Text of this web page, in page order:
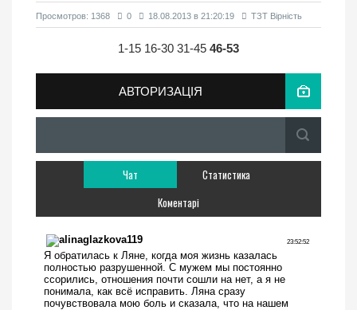
Просмотров: 1368 0 18.08.2013 в 21:20:19 ТЗТ Вірність
1-15 16-30 31-45 46-53
АВТОРИЗАЦІЯ
Чат
Статистика
Коментарі